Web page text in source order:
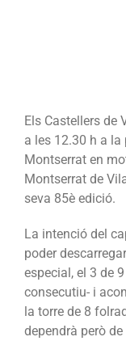
Els Castellers de
a les 12.30 h a la
Montserrat en
Montserrat de
seva 85è edició.
La intenció del
poder
especial, el 3 de
consecutiu- i
la torre de 8
dependrà però